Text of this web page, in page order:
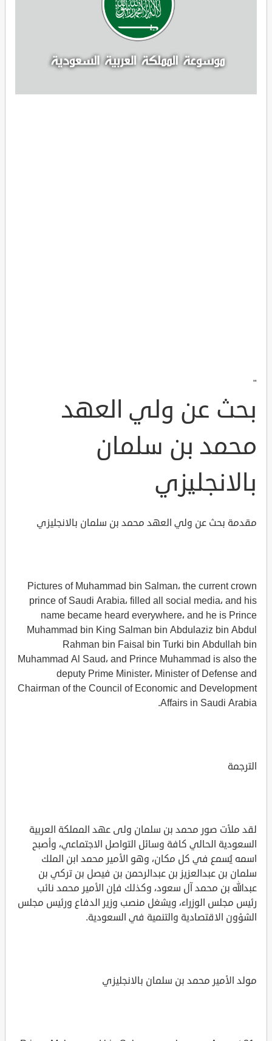
"
بحث عن ولي العهد
محمد بن سلمان
بالانجليزي
مقدمة بحث عن ولي العهد محمد بن سلمان بالانجليزي
Pictures of Muhammad bin Salman، the current crown
prince of Saudi Arabia، filled all social media، and his
name became heard everywhere، and he is Prince
Muhammad bin King Salman bin Abdulaziz bin Abdul
Rahman bin Faisal bin Turki bin Abdullah bin
Muhammad Al Saud، and Prince Muhammad is also the
deputy Prime Minister، Minister of Defense and
Chairman of the Council of Economic and Development
Affairs in Saudi Arabia.
الترجمة
لقد ملأت صور محمد بن سلمان ولى عهد المملكة العربية
السعودية الحالي كافة وسائل التواصل الاجتماعي، وأصبح
اسمه يُسمع في كل مكان، وهو الأمير محمد ابن الملك
سلمان بن عبدالعزيز بن عبدالرحمن بن فيصل بن تركي بن
عبدالله بن محمد آل سعود، وكذلك فإن الأمير محمد نائب
رئيس مجلس الوزراء، ويشغل منصب وزير الدفاع ورئيس مجلس
الشؤون الاقتصادية والتنمية في السعودية.
مولد الأمير محمد بن سلمان بالانجليزي